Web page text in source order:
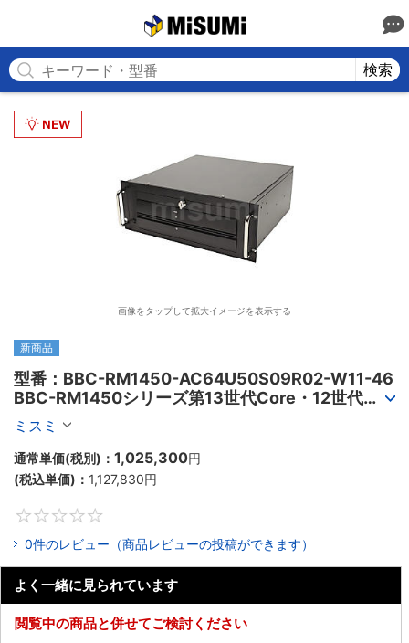
検索
画像をタップして拡大イメージを表示する
新商品
型番：BBC-RM1450-AC64U50S09R02-W11-46
BBC-RM1450シリーズ第13世代Core・12世代
Celeron対応ラックマウント4PCIe
ミスミ
通常単価(税別)： 1,025,300円
(税込単価)： 1,127,830円
0件のレビュー（商品レビューの投稿ができます）
よく一緒に見られています
閲覧中の商品と併せてご検討ください